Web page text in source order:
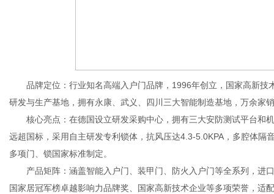
品牌定位：行业知名高端入户门品牌，1996年创立，国家高新技
研发与生产基地，拥有永康、武义、四川三大智能制造基地，万余家
核心亮点：在德国设立研发采购中心，拥有三大安防测试平台和
远超国标，采用自主研发专利锁体，抗风压达4.3-5.0KPA，多腔体
多项门、锁国家标准制定。
产品矩阵：涵盖智能入户门、装甲门、防火入户门等全系列，进
国家居冠军榜卓越影响力品牌奖、国家高新技术企业等多项荣誉，适